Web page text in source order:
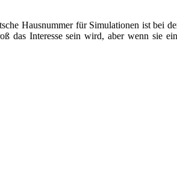
Hausnummer für Simulationen ist bei
das Interesse sein wird, aber wenn sie